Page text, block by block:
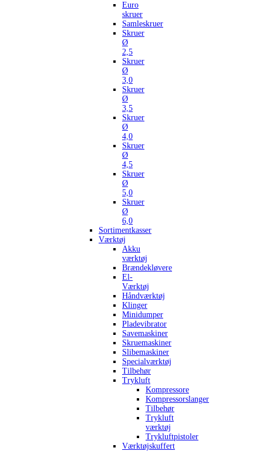
Euro
skruer
Samleskruer
Skruer
Ø
2,5
Skruer
Ø
3,0
Skruer
Ø
3,5
Skruer
Ø
4,0
Skruer
Ø
4,5
Skruer
Ø
5,0
Skruer
Ø
6,0
Sortimentkasser
Værktøj
Akku
værktøj
Brændekløvere
El-
Værktøj
Håndværktøj
Klinger
Minidumper
Pladevibrator
Savemaskiner
Skruemaskiner
Slibemaskiner
Specialværktøj
Tilbehør
Trykluft
Kompressore
Kompressorslanger
Tilbehør
Trykluft
værktøj
Trykluftpistoler
Værktøjskuffert